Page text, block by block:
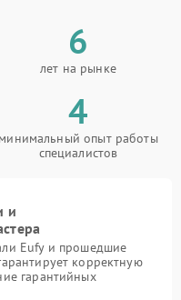
6
лет на рынке
4
минимальный опыт работы
специалистов
и
Eufy и прошедшие
корректную
гарантийных